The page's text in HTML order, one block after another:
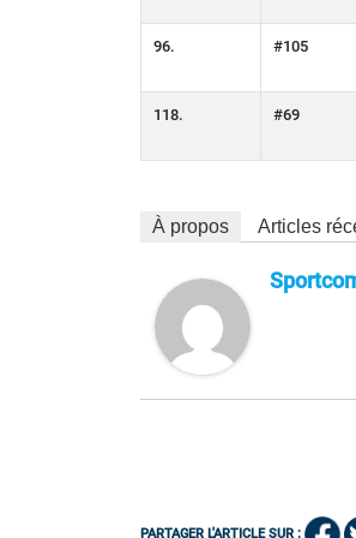
96. #105
118. #69
À propos Articles
PARTAGER L'ARTICLE SUR :